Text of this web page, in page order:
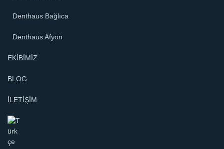
Denthaus Bağlıca
Denthaus Afyon
EKİBİMİZ
BLOG
İLETİŞİM